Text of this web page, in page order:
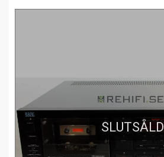
SLUTSÅLD